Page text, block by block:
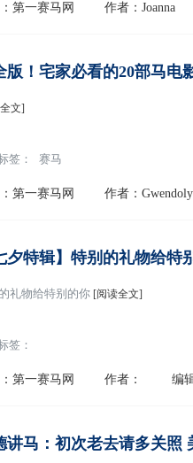
第一赛马网 作者：Joanna
版！宅家必看的20部马电
文]
签： 赛马
第一赛马网 作者：
夕特辑】特别的礼物给特
礼物给特别的你 [阅读全文]
签：
第一赛马网 作者： 编
讲马：初次老去请多关照